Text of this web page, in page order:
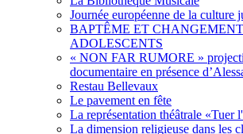
Journée européenne de la culture
BAPTÊME ET
ADOLESCENTS
« NON FAR RUMORE »
documentaire en présence
Restau Bellevaux
Le pavement en fête
La représentation théâtrale «Tuer
La dimension religieuse dans les